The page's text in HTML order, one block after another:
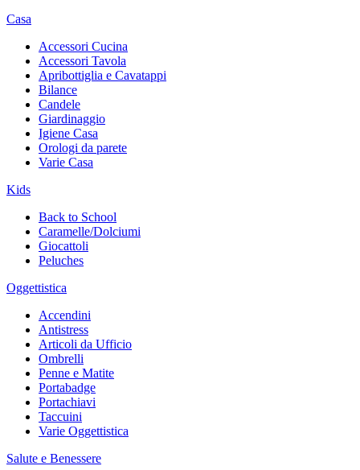
Casa
Accessori Cucina
Accessori Tavola
Apribottiglia e Cavatappi
Bilance
Candele
Giardinaggio
Igiene Casa
Orologi da parete
Varie Casa
Kids
Back to School
Caramelle/Dolciumi
Giocattoli
Peluches
Oggettistica
Accendini
Antistress
Articoli da Ufficio
Ombrelli
Penne e Matite
Portabadge
Portachiavi
Taccuini
Varie Oggettistica
Salute e Benessere